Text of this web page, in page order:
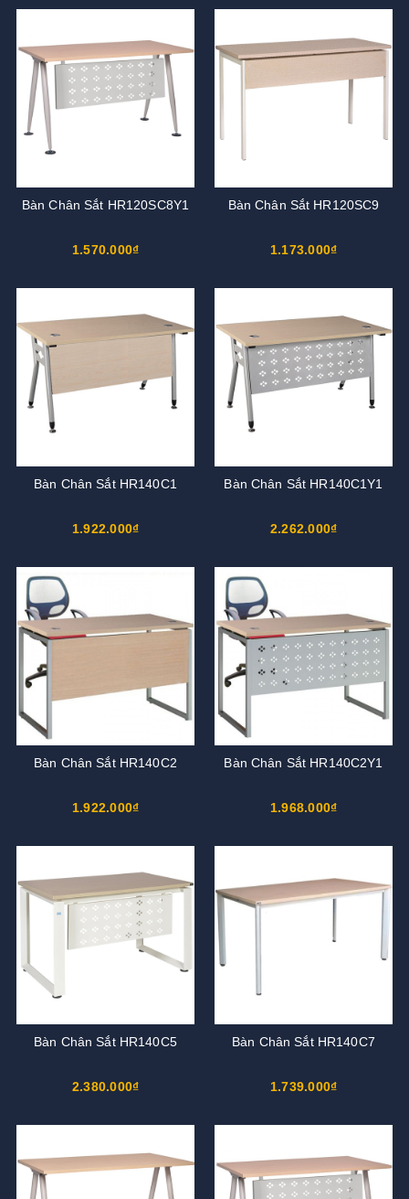
Bàn Chân Sắt HR120SC8Y1
1.570.000₫
Bàn Chân Sắt HR120SC9
1.173.000₫
Bàn Chân Sắt HR140C1
1.922.000₫
Bàn Chân Sắt HR140C1Y1
2.262.000₫
Bàn Chân Sắt HR140C2
1.922.000₫
Bàn Chân Sắt HR140C2Y1
1.968.000₫
Bàn Chân Sắt HR140C5
2.380.000₫
Bàn Chân Sắt HR140C7
1.739.000₫